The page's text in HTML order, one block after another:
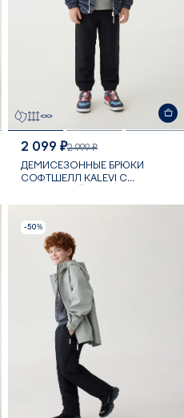
2 099 ₽2 999 ₽
ДЕМИСЕЗОННЫЕ БРЮКИ
СОФТШЕЛЛ KALEVI С
-50%